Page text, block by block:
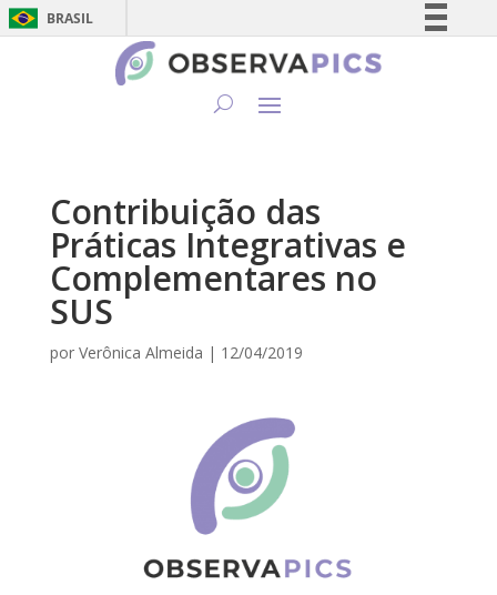
BRASIL
Simplifique!
Contribuição das
Práticas Integrativas e
Complementares no
SUS
por Verônica Almeida | 12/04/2019